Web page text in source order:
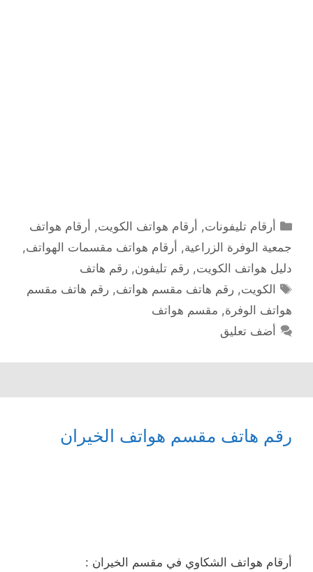
التصنيفات
أرقام تليفونات, أرقام هواتف الكويت, أرقام هواتف
جمعية الوفرة الزراعية, أرقام هواتف مقسمات الهواتف,
دليل هواتف الكويت, رقم تليفون, رقم هاتف
الوسوم
الكويت,رقم هاتف مقسم هواتف,رقم هاتف مقسم
هواتف الوفرة, مقسم هواتف
أضف تعليق
رقم هاتف مقسم هواتف الخيران
أرقام هواتف الشكاوي في مقسم الخيران :